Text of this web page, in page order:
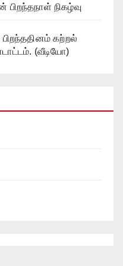
நிகழ்வு
கற்றல்
(வீடியோ)